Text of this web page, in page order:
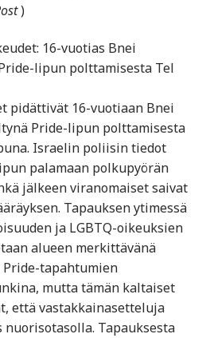
)
16-vuotias Bnei
lipun polttamisesta Tel
pidättivät 16-vuotiaan Bnei
Pride-lipun polttamisesta
Israelin poliisin tiedot
palamaan polkupyörän
jälkeen viranomaiset saivat
Tapauksen ytimessä
ja LGBTQ-oikeuksien
alueen merkittävänä
Pride-tapahtumien
mutta tämän kaltaiset
että vastakkainasetteluja
nuorisotasolla. Tapauksesta